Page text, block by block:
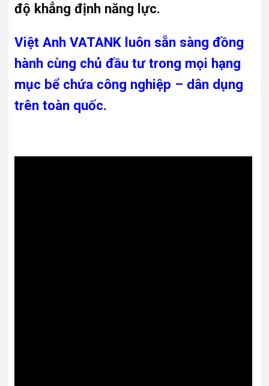
độ khẳng định năng lực.
Việt Anh VATANK luôn sẵn sàng đồng
hành cùng chủ đầu tư trong mọi hạng
mục bể chứa công nghiệp – dân dụng
trên toàn quốc.